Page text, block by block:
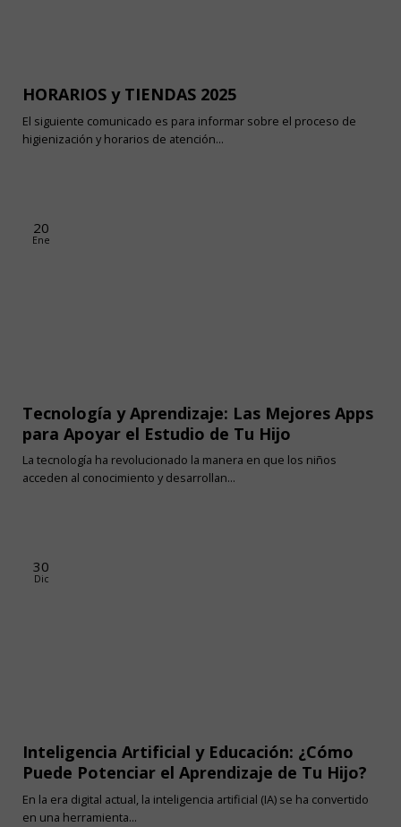
HORARIOS y TIENDAS 2025
El siguiente comunicado es para informar sobre el proceso de
higienización y horarios de atención...
Tecnología y Aprendizaje: Las Mejores Apps
para Apoyar el Estudio de Tu Hijo
La tecnología ha revolucionado la manera en que los niños
acceden al conocimiento y desarrollan...
20
Ene
Inteligencia Artificial y Educación: ¿Cómo
Puede Potenciar el Aprendizaje de Tu Hijo?
En la era digital actual, la inteligencia artificial (IA) se ha convertido
en una herramienta...
30
Dic